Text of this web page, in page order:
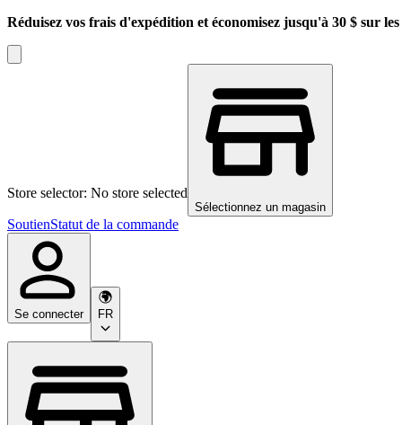
Réduisez vos frais d'expédition et économisez jusqu'à 30 $ sur
Store selector: No store selected
Sélectionnez un magasin
SoutienStatut de la commande
Se connecter FR